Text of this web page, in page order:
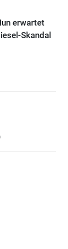
erwartet
Skandal